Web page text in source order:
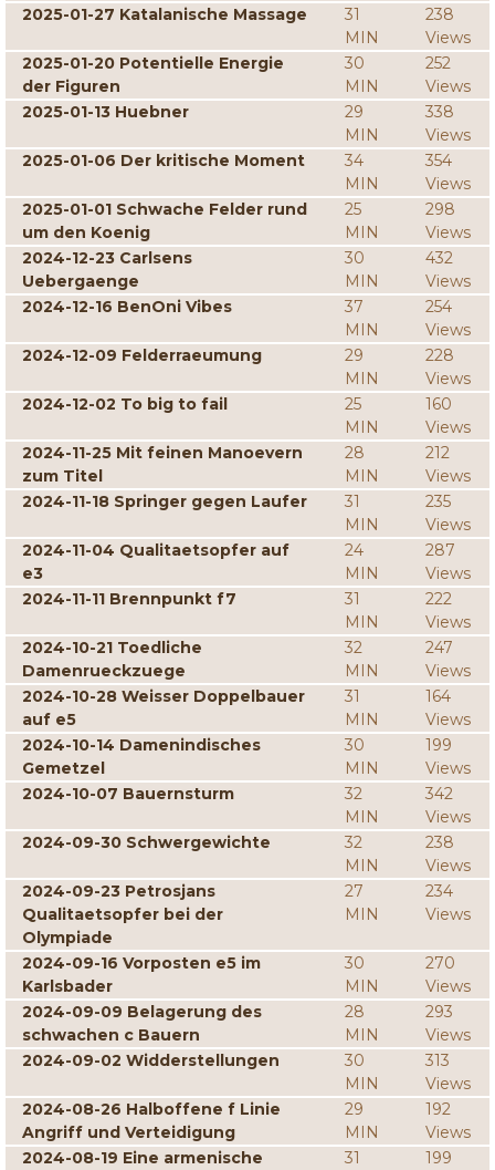
2025-01-27 Katalanische Massage
31
MIN
238
Views
2025-01-20 Potentielle Energie
der Figuren
30
MIN
252
Views
2025-01-13 Huebner
29
MIN
338
Views
2025-01-06 Der kritische Moment
34
MIN
354
Views
2025-01-01 Schwache Felder rund
um den Koenig
25
MIN
298
Views
2024-12-23 Carlsens
Uebergaenge
30
MIN
432
Views
2024-12-16 BenOni Vibes
37
MIN
254
Views
2024-12-09 Felderraeumung
29
MIN
228
Views
2024-12-02 To big to fail
25
MIN
160
Views
2024-11-25 Mit feinen Manoevern
zum Titel
28
MIN
212
Views
2024-11-18 Springer gegen Laufer
31
MIN
235
Views
2024-11-04 Qualitaetsopfer auf
e3
24
MIN
287
Views
2024-11-11 Brennpunkt f7
31
MIN
222
Views
2024-10-21 Toedliche
Damenrueckzuege
32
MIN
247
Views
2024-10-28 Weisser Doppelbauer
auf e5
31
MIN
164
Views
2024-10-14 Damenindisches
Gemetzel
30
MIN
199
Views
2024-10-07 Bauernsturm
32
MIN
342
Views
2024-09-30 Schwergewichte
32
MIN
238
Views
2024-09-23 Petrosjans
Qualitaetsopfer bei der
Olympiade
27
MIN
234
Views
2024-09-16 Vorposten e5 im
Karlsbader
30
MIN
270
Views
2024-09-09 Belagerung des
schwachen c Bauern
28
MIN
293
Views
2024-09-02 Widderstellungen
30
MIN
313
Views
2024-08-26 Halboffene f Linie
Angriff und Verteidigung
29
MIN
192
Views
2024-08-19 Eine armenische
31
199